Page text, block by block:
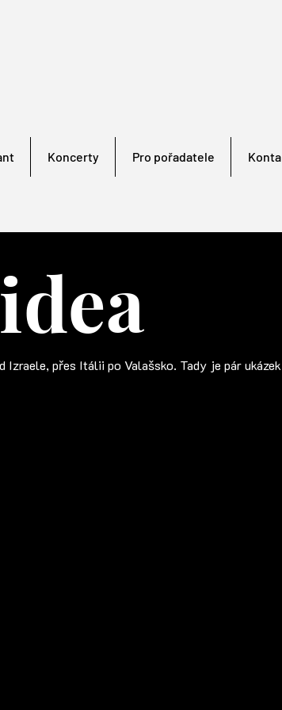
Koncerty Pro pořadatele
Izraele, přes Itálii po Valašsko. Tady je pár